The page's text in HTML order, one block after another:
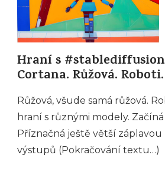
Hraní s
Cortana. Růžová. Roboti.
Růžová, všude samá růžová.
hraní s různými modely. Začíná
Příznačná ještě větší
výstupů (Pokračování textu…)